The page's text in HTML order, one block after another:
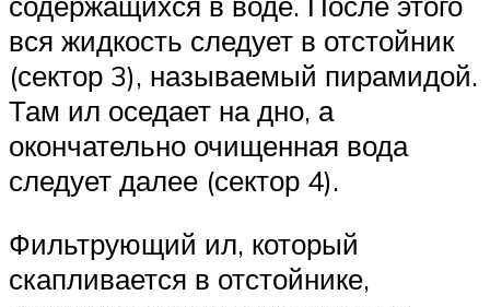
вся жидкость следует в отстойник
(сектор 3), называемый пирамидой.
Там ил оседает на дно, а
окончательно очищенная вода
следует далее (сектор 4).
Фильтрующий ил, который
скапливается в отстойнике,